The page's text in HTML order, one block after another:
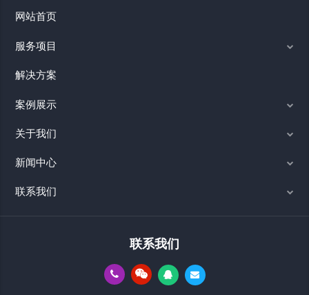
网站首页
服务项目
解决方案
案例展示
关于我们
新闻中心
联系我们
联系我们